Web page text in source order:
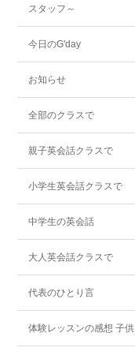
スタッフ～
今日のG'day
お知らせ
全部のクラスで
親子英会話クラスで
小学生英会話クラスで
中学生の英会話
大人英会話クラスで
代表のひとり言
体験レッスンの感想 子供